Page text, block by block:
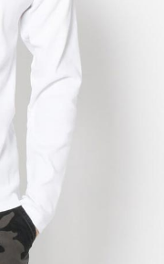
タン 5%
すすめします。
下さい。
因になりますのでお避
布を当ててください。
後は縦方向に引っ張
しますので、淡色物と
時間照射により、色あ